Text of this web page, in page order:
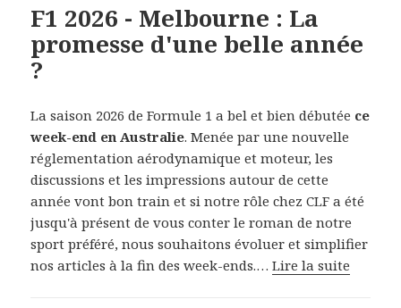
F1 2026 - Melbourne : La
promesse d'une belle année
?
La saison 2026 de Formule 1 a bel et bien débutée ce
week-end en Australie. Menée par une nouvelle
réglementation aérodynamique et moteur, les
discussions et les impressions autour de cette
année vont bon train et si notre rôle chez CLF a été
jusqu'à présent de vous conter le roman de notre
sport préféré, nous souhaitons évoluer et simplifier
nos articles à la fin des week-ends.…Lire la suite